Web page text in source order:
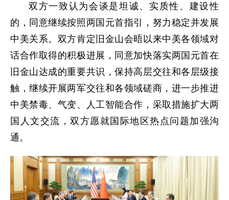
双方一致认为会谈是坦诚、实质性、建设性
的，同意继续按照两国元首指引，努力稳定并发展
中美关系。双方肯定旧金山会晤以来中美各领域对
话合作取得的积极进展，同意加快落实两国元首在
旧金山达成的重要共识，保持高层交往和各层级接
触，继续开展两军交往和各领域磋商，进一步推进
中美禁毒、气变、人工智能合作，采取措施扩大两
国人文交流，双方愿就国际地区热点问题加强沟
通。